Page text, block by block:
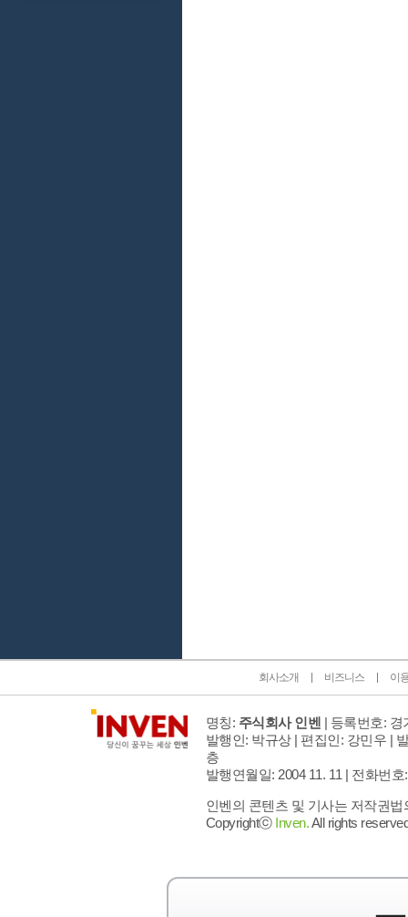
회사소개 비즈니스 이
명칭: 주식회사 인벤 | 등록번호: 경
발행인: 박규상 | 편집인: 강민우 |
층
발행연월일: 2004 11. 11 | 전화번호
인벤의 콘텐츠 및 기사는 저작권
Copyrightⓒ Inven.All rights